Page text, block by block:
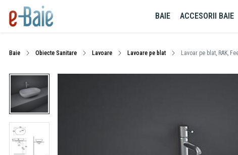
BAIE ACCESORII BAIE
Baie Obiecte Sanitare Lavoare Lavoare pe blat Lavoar pe blat, RAK,